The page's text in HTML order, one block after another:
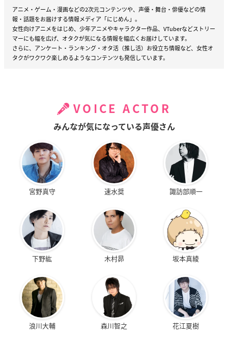
アニメ・ゲーム・漫画などの2次元コンテンツや、声優・舞台・俳優などの情
報・話題をお届けする情報メディア「にじめん」。
女性向けアニメをはじめ、少年アニメやキャラクター作品、VTuberなどストリー
マーにも幅を広げ、オタクが気になる情報を幅広くお届けしています。
さらに、アンケート・ランキング・オタ活（推し活）お役立ち情報など、女性オ
タクがワクワク楽しめるようなコンテンツも発信しています。
VOICE ACTOR
みんなが気になっている声優さん
宮野真守 速水奨 諏訪部順一
下野紘 木村昴 坂本真綾
浪川大輔 森川智之 花江夏樹